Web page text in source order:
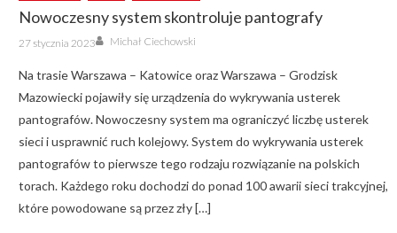
Nowoczesny system skontroluje pantografy
Posted
on
27 stycznia 2023 Author
Michał Ciechowski
Na trasie Warszawa – Katowice oraz Warszawa – Grodzisk
Mazowiecki pojawiły się urządzenia do wykrywania usterek
pantografów. Nowoczesny system ma ograniczyć liczbę usterek
sieci i usprawnić ruch kolejowy. System do wykrywania usterek
pantografów to pierwsze tego rodzaju rozwiązanie na polskich
torach. Każdego roku dochodzi do ponad 100 awarii sieci trakcyjnej,
które powodowane są przez zły […]